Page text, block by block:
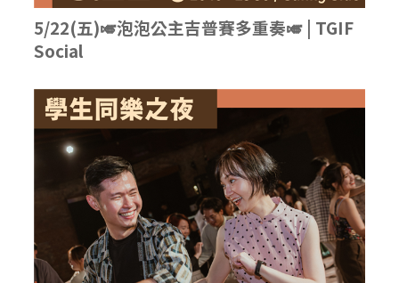
5/22(五)🎺泡泡公主吉普賽多重奏🎺 | TGIF
Social